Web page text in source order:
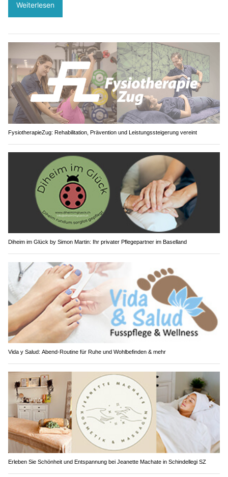
Weiterlesen
FysiotherapieZug: Rehabilitation, Prävention und Leistungssteigerung vereint
Diheim im Glück by Simon Martin: Ihr privater Pflegepartner im Baselland
Vida y Salud: Abend-Routine für Ruhe und Wohlbefinden & mehr
Erleben Sie Schönheit und Entspannung bei Jeanette Machate in Schindellegi SZ